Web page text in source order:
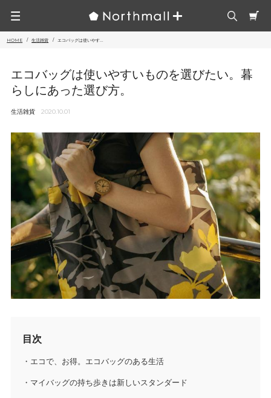
HOME 生活雑貨 エコバッグは使いやす...
エコバッグは使いやすいものを選びたい。暮
らしにあった選び方。
生活雑貨 2020.10.01
目次
エコで、お得。エコバッグのある生活
マイバッグの持ち歩きは新しいスタンダード